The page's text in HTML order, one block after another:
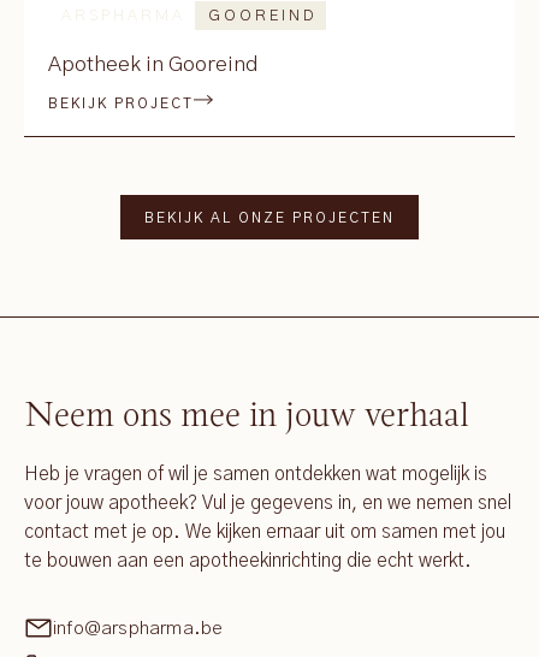
ARSPHARMA GOOREIND
Apotheek in Gooreind
BEKIJK PROJECT
BEKIJK AL ONZE PROJECTEN
Neem ons mee in jouw verhaal
Heb je vragen of wil je samen ontdekken wat mogelijk is
voor jouw apotheek? Vul je gegevens in, en we nemen snel
contact met je op. We kijken ernaar uit om samen met jou
te bouwen aan een apotheekinrichting die echt werkt.
info@arspharma.be